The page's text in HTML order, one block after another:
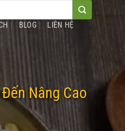
BLOG LIÊN HỆ
Nâng Cao